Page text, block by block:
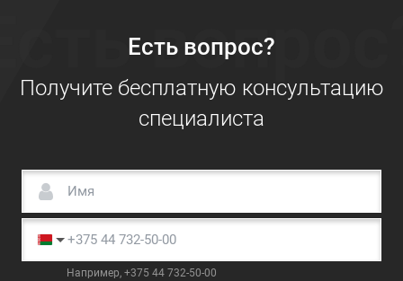
Есть вопрос?
Получите бесплатную консультацию
специалиста
Например, +375 44 732-50-00